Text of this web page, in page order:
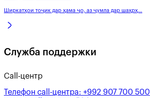
Ширкатҳои тоҷик дар ҳама ҷо, аз ҷумла дар шаҳрҳ...
Служба поддержки
Call-центр
Телефон call-центра: +992 907 700 500